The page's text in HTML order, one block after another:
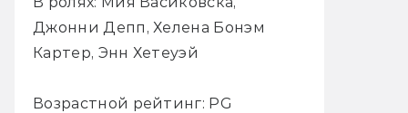
Джонни Депп, Хелена Бонэм
Картер, Энн Хетеуэй
Возрастной рейтинг: PG